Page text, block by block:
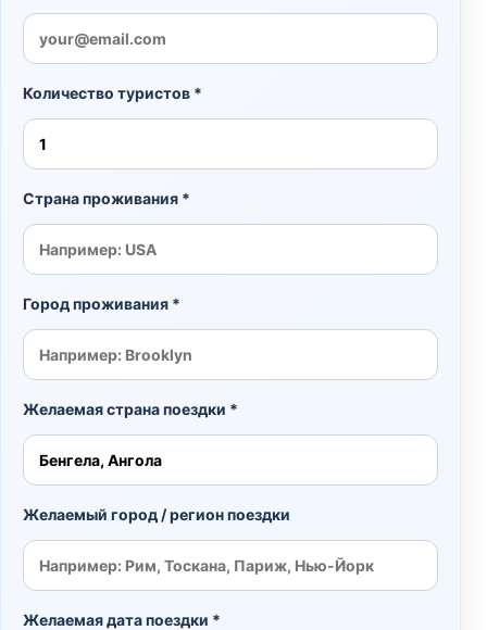
Количество туристов *
Страна проживания *
Город проживания *
Желаемая страна поездки *
Желаемый город / регион поездки
Желаемая дата поездки *